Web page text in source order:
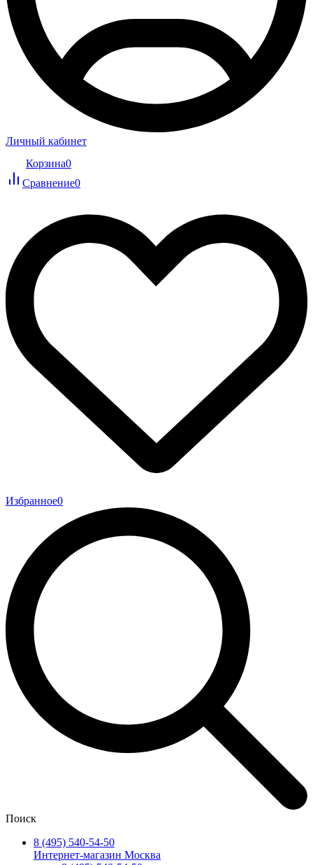
Личный кабинет
Корзина0
Сравнение0
Избранное0
Поиск
8 (495) 540-54-50
Интернет-магазин Москва